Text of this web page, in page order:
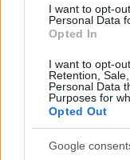
I want to opt-
Personal Data
Opted In
I want to opt-
Retention,
Personal Data
Purposes for
Opted Out
Google
contraddizioni
ha ironicamente
burocrazia la
organismo in
sulle rinnovabili
dal
«burocrazia